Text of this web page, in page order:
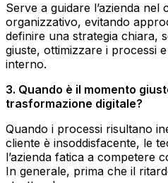
Serve a guidare l’azienda
organizzativo, evitando
definire una strategia chiara,
giuste, ottimizzare i processi
interno.
3. Quando è il momento
trasformazione digitale?
Quando i processi risultano
cliente è insoddisfacente, le
l’azienda fatica a competere
In generale, prima che il